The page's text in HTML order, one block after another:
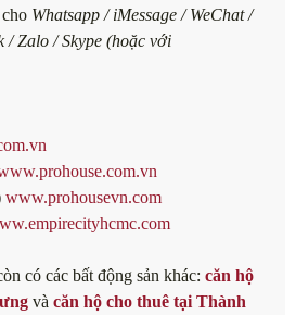
Whatsapp / iMessage / WeChat /
/ Zalo / Skype (hoặc với
www.prohousevn.com
có các bất động sản khác: căn hộ
và căn hộ cho thuê tại Thành